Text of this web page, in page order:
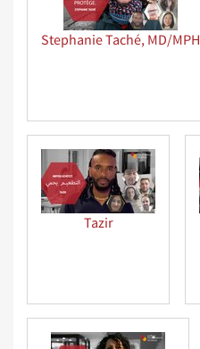
Stephanie Taché, MD/MPH
Tazir